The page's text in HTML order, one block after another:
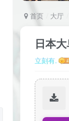
首页 大厅
日本
立刻有.